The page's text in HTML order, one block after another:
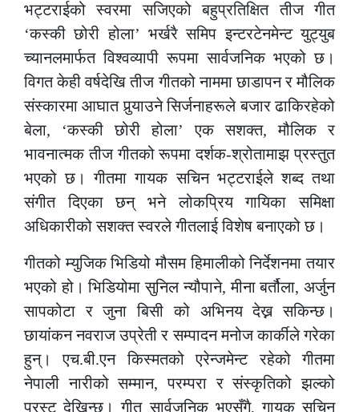
भट्टराईको स्वरमा सजिएको बहुप्रतिक्षित तीज गीत
‘कस्की छोरी होला’ भर्खरै समिप इन्टरटेनमेन्ट युट्युब
च्यानलमार्फत विश्वव्यापी रूपमा सार्वजनिक भएको छ।
विगत केही वर्षदेखि तीज गीतको नाममा छाडापन र मौलिक
संस्कारमा आघात पुर्‍याउने सिर्जनाहरूले बजार ढाकिरहेको
बेला, ‘कस्की छोरी होला’ एक सशक्त, मौलिक र
भावनात्मक तीज गीतको रूपमा दर्शक-श्रोतामाझ प्रस्तुत
भएको छ। गीतमा गायक सचिन भट्टराईले शब्द तथा
संगीत दिएका छन् भने लोकप्रिय गायिका समिक्षा
अधिकारीको सशक्त स्वरले गीतलाई विशेष बनाएको छ।
गीतको म्युजिक भिडियो मौसम हिमालीको निर्देशनमा तयार
भएको हो। भिडियोमा सुनिल न्यौपाने, मीना बर्तौला, अर्जुन
सापकोटा र जुना बिसी को अभिनय देख्न सकिन्छ।
छायांकन नवराज उप्रेती र सम्पादन मनोज कार्कीले गरेका
हुन्। एच.बी.एन किस्मतको एरेन्जमेन्ट रहेको गीतमा
नेपाली नारीको सम्मान, परम्परा र संस्कृतिको झल्को
प्रस्ट देखिन्छ। गीत सार्वजनिक भएसँगै, गायक सचिन